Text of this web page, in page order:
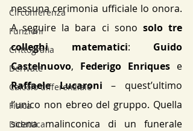
Circonferenza
Funzioni
Crittografia
Derivate
Calcolo differenziale
Fisica
Didattica
nessuna cerimonia ufficiale lo onora​.
A seguire la bara ci sono solo tre
colleghi matematici: Guido
Castelnuovo, Federigo Enriques
Raffaele Lucaroni – quest’ultimo
l’unico non ebreo del gruppo​. Quella
scena malinconica di un funerale